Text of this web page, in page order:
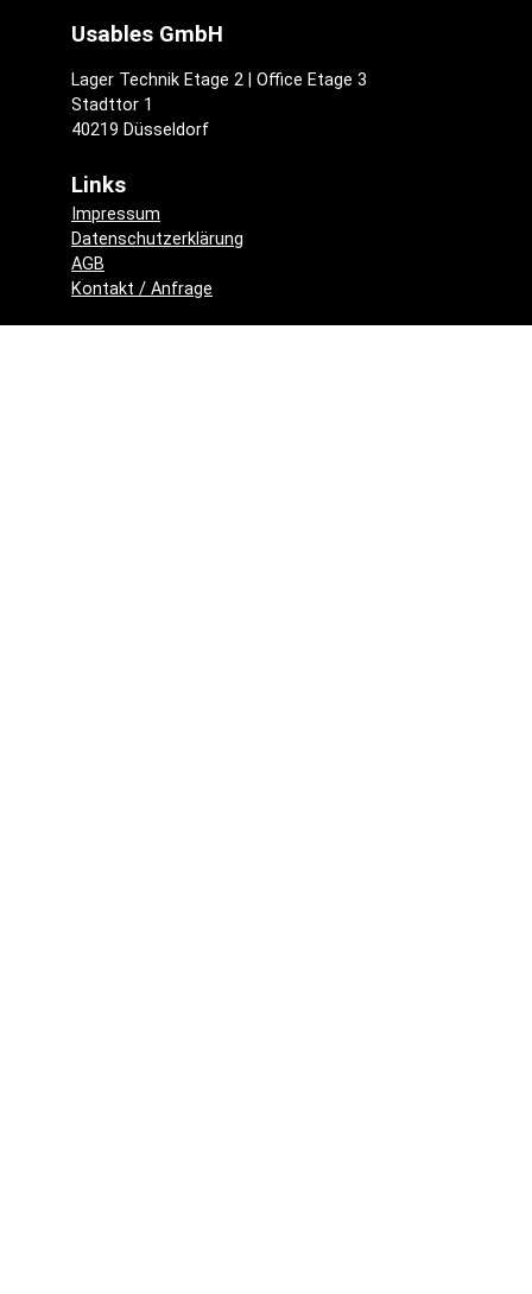
Usables GmbH
Lager Technik Etage 2 | Office Etage 3
Stadttor 1
40219 Düsseldorf
Links
Impressum
Datenschutzerklärung
AGB
Kontakt / Anfrage